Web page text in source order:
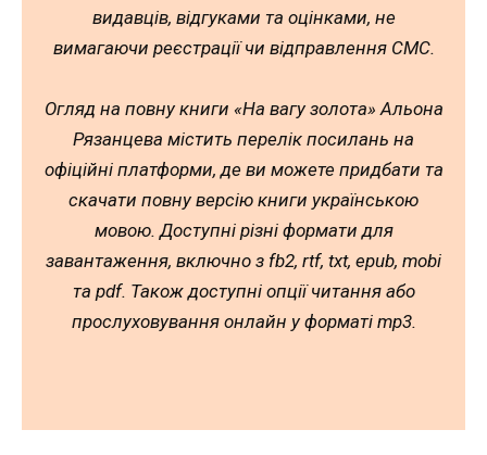
видавців, відгуками та оцінками, не
вимагаючи реєстрації чи відправлення СМС.
Огляд на повну книги «На вагу золота» Альона
Рязанцева містить перелік посилань на
офіційні платформи, де ви можете придбати та
скачати повну версію книги українською
мовою. Доступні різні формати для
завантаження, включно з fb2, rtf, txt, epub, mobi
та pdf. Також доступні опції читання або
прослуховування онлайн у форматі mp3.